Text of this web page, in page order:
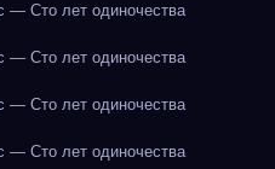
— Сто лет одиночества
— Сто лет одиночества
— Сто лет одиночества
— Сто лет одиночества